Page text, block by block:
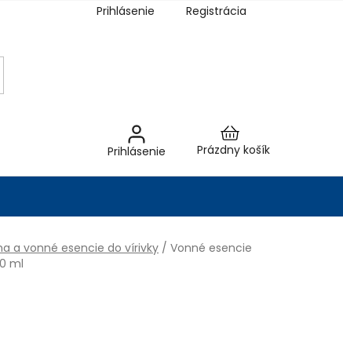
Prihlásenie Registrácia
Prihlásenie
Nákupný
Prázdny košík
a vonné esencie do vírivky / Vonné esencie
ml